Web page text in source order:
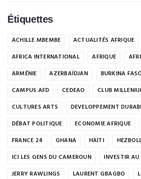
Étiquettes
ACHILLE MBEMBE
ACTUALITÉS AFRIQUE
AFRICA INTERNATIONAL
AFRIQUE
ARMÉNIE
AZERBAÏDJAN BURKINA
CAMPUS AFD
CEDEAO CLUB
CULTURES ARTS
DEVELOPPEMENT
DÉBAT POLITIQUE
ECONOMIE AFRIQUE
FRANCE 24
GHANA HAITI
ICI LES GENS DU CAMEROUN
INVESTIR
JERRY RAWLINGS
LAURENT GBAGBO